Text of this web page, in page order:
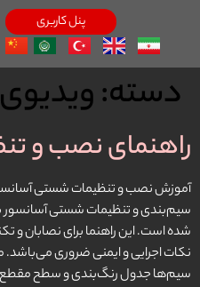
پنل کاربری
دسته:
راهنمای نصب و
آموزش نصب و تنظیمات شستی
سیم‌بندی و تنظیمات شستی آسانسور
شده است. این راهنما برای نصابان
نکات اجرایی و ایمنی ضروری
سیم‌ها جدول رنگ‌بندی و سطح مقطع